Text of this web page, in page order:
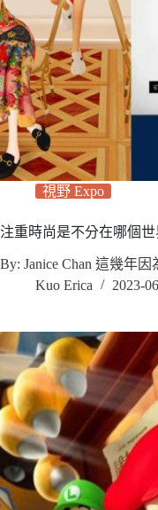
視野 Expo
注重時尚是不分在哪個世
By: Janice Chan 這幾年
Kuo Erica
2023-